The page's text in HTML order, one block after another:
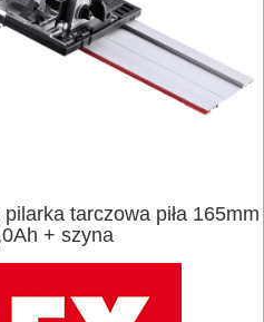
tarczowa piła 165mm
+ szyna